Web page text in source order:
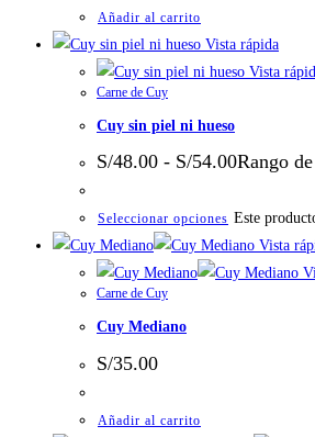
Añadir al carrito
Vista rápida
Vista
Carne de Cuy
Cuy sin piel ni hueso
S/48.00 - S/54.00Rango
Seleccionar opciones Este
Vista
Carne de Cuy
Cuy Mediano
S/35.00
Añadir al carrito